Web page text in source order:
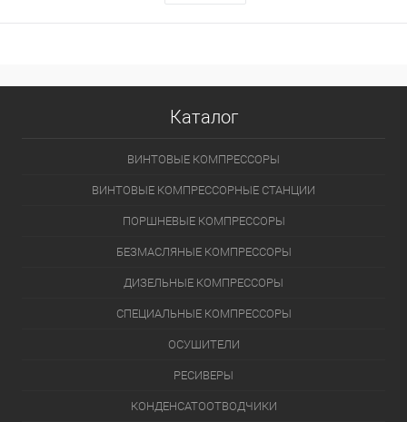
Каталог
ВИНТОВЫЕ КОМПРЕССОРЫ
ВИНТОВЫЕ КОМПРЕССОРНЫЕ СТАНЦИИ
ПОРШНЕВЫЕ КОМПРЕССОРЫ
БЕЗМАСЛЯНЫЕ КОМПРЕССОРЫ
ДИЗЕЛЬНЫЕ КОМПРЕССОРЫ
СПЕЦИАЛЬНЫЕ КОМПРЕССОРЫ
ОСУШИТЕЛИ
РЕСИВЕРЫ
КОНДЕНСАТООТВОДЧИКИ